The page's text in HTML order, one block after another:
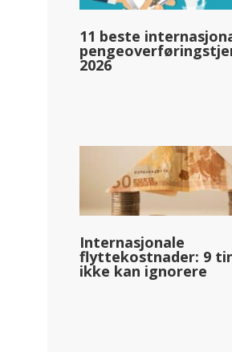
11 beste
2026
Internasjonale
flyttekostnader: 9
ikke kan ignorere